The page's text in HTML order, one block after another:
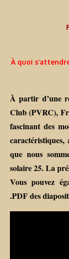
À quoi
À partir d’une
Club (PVRC),
fascinant des
que nous
solaire 25. La
Vous pouvez
.PDF des